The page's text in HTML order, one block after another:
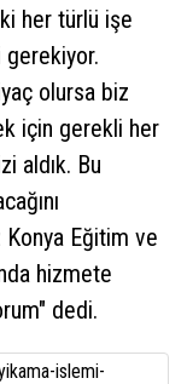
her türlü işe
gerekiyor.
olursa biz
için gerekli her
aldık. Bu
Eğitim ve
hizmete
dedi.